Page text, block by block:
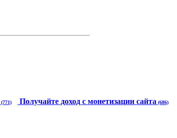
(771) Получайте доход с монетизации сайта (686)